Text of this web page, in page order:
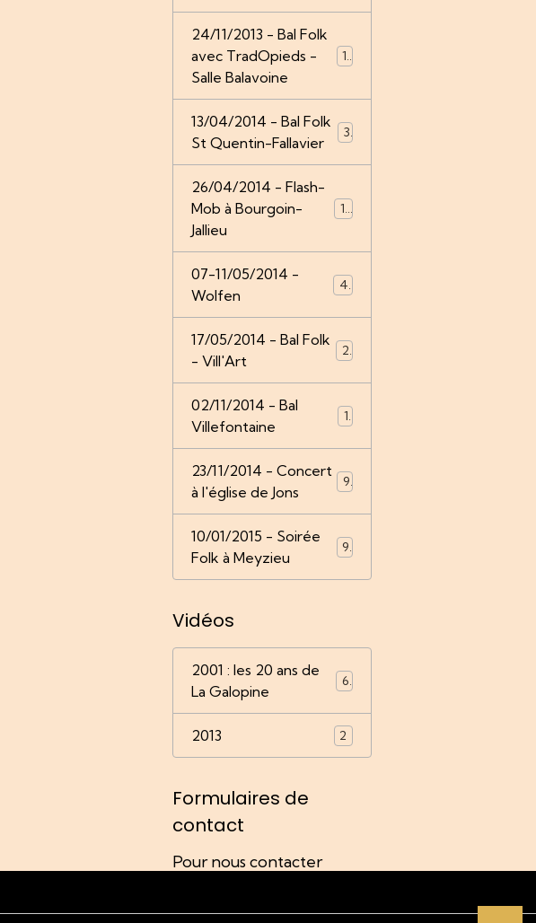
24/11/2013 - Bal Folk
avec TradOpieds -
Salle Balavoine
12
13/04/2014 - Bal Folk
St Quentin-Fallavier
3
26/04/2014 - Flash-
Mob à Bourgoin-
Jallieu
14
07-11/05/2014 -
Wolfen
4
17/05/2014 - Bal Folk
- Vill'Art
2
02/11/2014 - Bal
Villefontaine
1
23/11/2014 - Concert
à l'église de Jons
9
10/01/2015 - Soirée
Folk à Meyzieu
9
Vidéos
2001 : les 20 ans de
La Galopine
6
2013 2
Formulaires de
contact
Pour nous contacter